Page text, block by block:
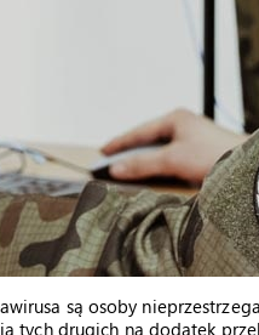
są osoby
tych drugich na dodatek